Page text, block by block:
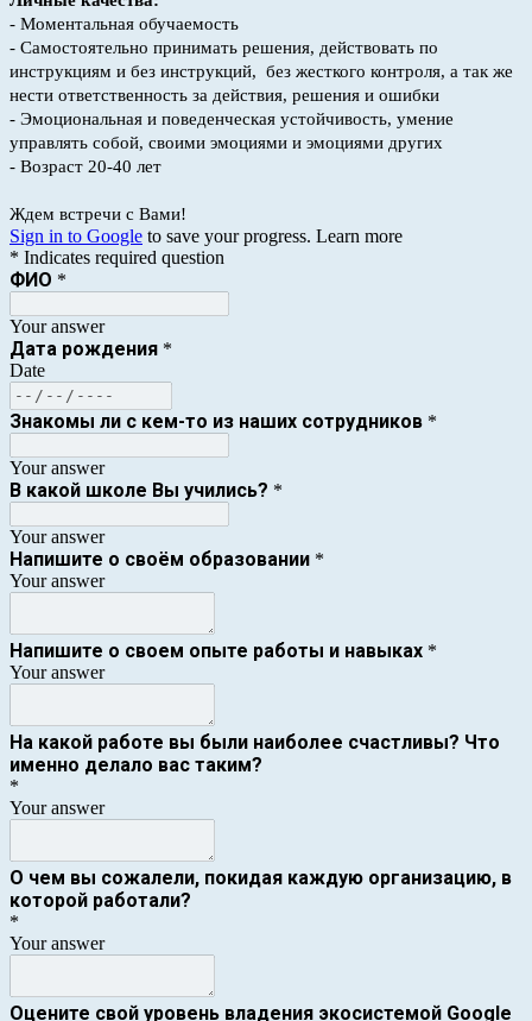
- Моментальная обучаемость
- Самостоятельно принимать решения, действовать по
инструкциям и без инструкций, без жесткого контроля, а так же
нести ответственность за действия, решения и ошибки
- Эмоциональная и поведенческая устойчивость, умение
управлять собой, своими эмоциями и эмоциями других
- Возраст 20-40 лет
Ждем встречи с Вами!
Sign in to Google to save your progress. Learn more
* Indicates required question
ФИО *
Your answer
Дата рождения *
Date
Знакомы ли с кем-то из наших сотрудников *
Your answer
В какой школе Вы учились? *
Your answer
Напишите о своём образовании *
Your answer
Напишите о своем опыте работы и навыках *
Your answer
На какой работе вы были наиболее счастливы? Что
именно делало вас таким?
*
Your answer
О чем вы сожалели, покидая каждую организацию, в
которой работали?
*
Your answer
Оцените свой уровень владения экосистемой Google